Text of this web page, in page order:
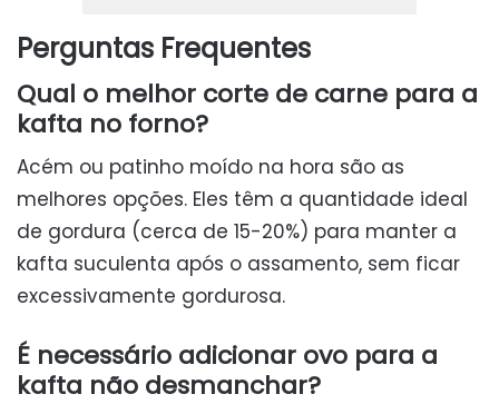
Perguntas Frequentes
Qual o melhor corte de carne para a
kafta no forno?
Acém ou patinho moído na hora são as
melhores opções. Eles têm a quantidade ideal
de gordura (cerca de 15-20%) para manter a
kafta suculenta após o assamento, sem ficar
excessivamente gordurosa.
É necessário adicionar ovo para a
kafta não desmanchar?